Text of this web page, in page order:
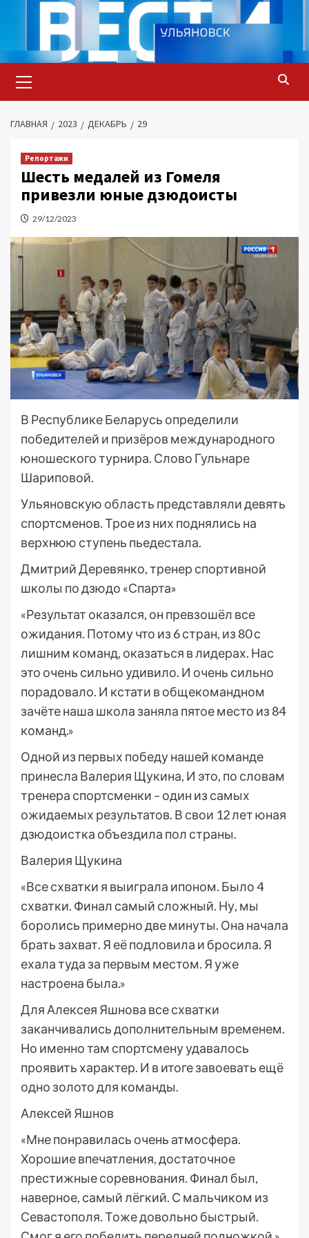
содержимому
меню
ГЛАВНАЯ 2023 ДЕКАБРЬ 29
Репортажи
Шесть медалей из Гомеля
привезли юные дзюдоисты
29/12/2023
В Республике Беларусь определили
победителей и призёров международного
юношеского турнира. Слово Гульнаре
Шариповой.
Ульяновскую область представляли девять
спортсменов. Трое из них поднялись на
верхнюю ступень пьедестала.
Дмитрий Деревянко, тренер спортивной
школы по дзюдо «Спарта»
«Результат оказался, он превзошёл все
ожидания. Потому что из 6 стран, из 80 с
лишним команд, оказаться в лидерах. Нас
это очень сильно удивило. И очень сильно
порадовало. И кстати в общекомандном
зачёте наша школа заняла пятое место из 84
команд.»
Одной из первых победу нашей команде
принесла Валерия Щукина, И это, по словам
тренера спортсменки – один из самых
ожидаемых результатов. В свои 12 лет юная
дзюдоистка объездила пол страны.
Валерия Щукина
«Все схватки я выиграла ипоном. Было 4
схватки. Финал самый сложный. Ну, мы
боролись примерно две минуты. Она начала
брать захват. Я её подловила и бросила. Я
ехала туда за первым местом. Я уже
настроена была.»
Для Алексея Яшнова все схватки
заканчивались дополнительным временем.
Но именно там спортсмену удавалось
проявить характер. И в итоге завоевать ещё
одно золото для команды.
Алексей Яшнов
«Мне понравилась очень атмосфера.
Хорошие впечатления, достаточное
престижные соревнования. Финал был,
наверное, самый лёгкий. С мальчиком из
Севастополя. Тоже довольно быстрый.